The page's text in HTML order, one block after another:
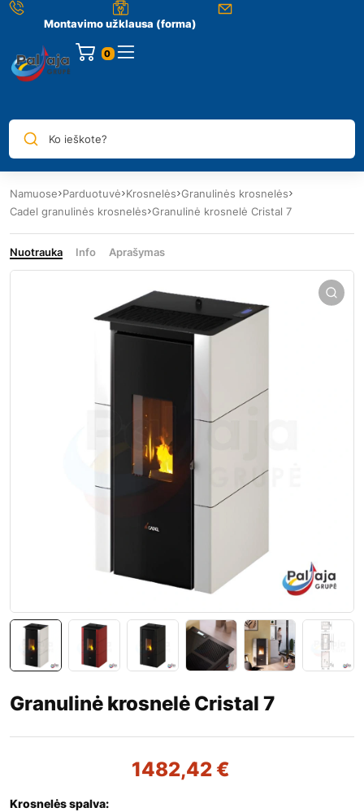
Montavimo užklausa (forma)
0
Ko ieškote?
Namuose Parduotuvė Krosnelės Granulinės krosnelės
Cadel granulinės krosnelės Granulinė krosnelė Cristal 7
Nuotrauka Info Aprašymas
Granulinė krosnelė Cristal 7
1482,42 €
Krosnelės spalva: